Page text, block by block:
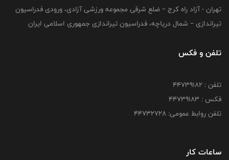
تهران - آزاد راه کرج – ضلع شرقی مجموعه ورزشی آزادی، ورودی فدراسیون
تیراندازی – شمال دریاچه، فدراسیون تیراندازی جمهوری اسلامی ایران
تلفن و فکس
تلفن : ۴۴۷۳۹۱۸۲
فکس : ۴۴۷۳۹۱۸3
تلفن روابط عمومی: ۴۴۷۳۲۷۲۸
ساعات کار